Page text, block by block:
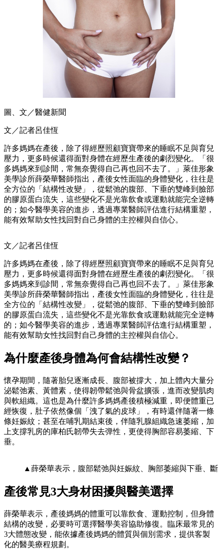
圖、文／醫健新聞
文／記者呂佳恆
許多媽媽在產後，除了得經歷照顧寶寶帶來的睡眠不足與育兒
壓力，更多時候還得面對身體在經歷生產後的劇烈變化。「很
多媽媽來到診間，常無奈覺得自己再也回不去了。」萊佳形象
美學診所薛榮華醫師指出，產後女性面臨的身體變化，往往是
全方位的「結構性改變」，從鬆弛的腹部、下垂的雙峰到臉部
的膠原蛋白流失，這些變化不是光靠飲食或運動就能完全逆轉
的；如今醫學美容的進步，透過專業醫師評估進行結構重塑，
能有效幫助女性找回對自己身體的主控權與自信心。
文／記者呂佳恆
許多媽媽在產後，除了得經歷照顧寶寶帶來的睡眠不足與育兒
壓力，更多時候還得面對身體在經歷生產後的劇烈變化。「很
多媽媽來到診間，常無奈覺得自己再也回不去了。」萊佳形象
美學診所薛榮華醫師指出，產後女性面臨的身體變化，往往是
全方位的「結構性改變」，從鬆弛的腹部、下垂的雙峰到臉部
的膠原蛋白流失，這些變化不是光靠飲食或運動就能完全逆轉
的；如今醫學美容的進步，透過專業醫師評估進行結構重塑，
能有效幫助女性找回對自己身體的主控權與自信心。
為什麼產後身體為何會結構性改變？
懷孕期間，隨著胎兒逐漸成長、腹部被撐大，加上體內大量分
泌鬆弛素、黃體素，使得韌帶鬆弛與骨盆擴張，進而改變肌肉
與軟組織。這也是為什麼許多媽媽產後積極減重，即便體重已
經恢復，肚子依然像個「洩了氣的皮球」，有時還伴隨著一條
條妊娠紋；甚至在哺乳期結束後，伴隨乳腺組織急速萎縮，加
上支撐乳房的庫柏氏韌帶失去弹性，更使得胸部容易萎縮、下
垂。
▲薛榮華表示，腹部鬆弛與妊娠紋、胸部萎縮與下垂、
產後常見3大身材困擾與醫美選擇
薛榮華表示，產後媽媽的體重可以靠飲食、運動控制，但身體
結構的改變，必要時可選擇醫學美容協助修復。臨床最常見的
3大體態改變，能依據產後媽媽的體質與個別需求，提供客製
化的醫美療程規劃。